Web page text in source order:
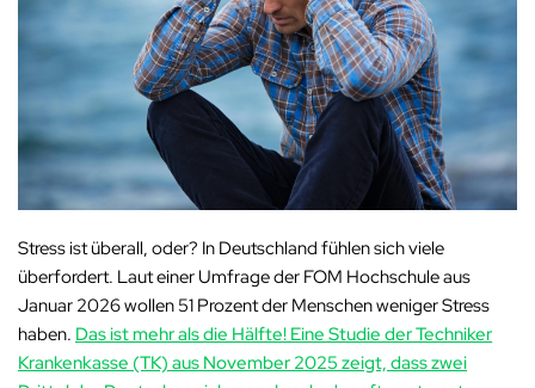
Stress ist überall, oder? In Deutschland fühlen sich viele
überfordert. Laut einer Umfrage der FOM Hochschule aus
Januar 2026 wollen 51 Prozent der Menschen weniger Stress
haben. Das ist mehr als die Hälfte! Eine Studie der Techniker
Krankenkasse (TK) aus November 2025 zeigt, dass zwei